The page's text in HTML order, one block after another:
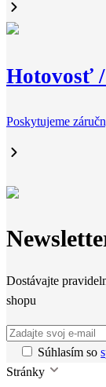
Hotovosť
Poskytujeme
Dostávajte
shopu
Súhlasím so
Stránky